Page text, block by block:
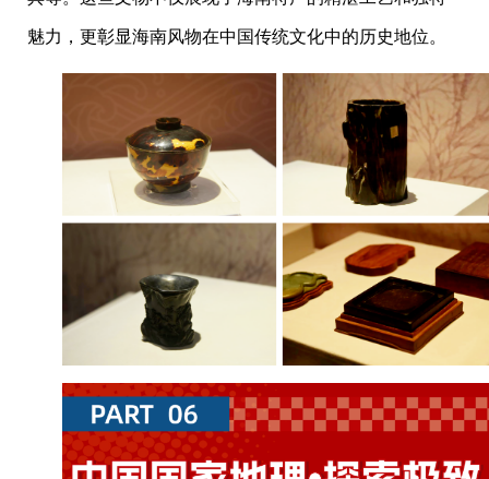
魅力，更彰显海南风物在中国传统文化中的历史地位。